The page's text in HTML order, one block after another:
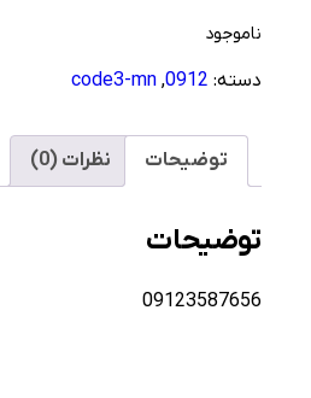
ناموجود
دسته: 0912
,
code3-mn
توضیحات نظرات (0)
توضیحات
09123587656